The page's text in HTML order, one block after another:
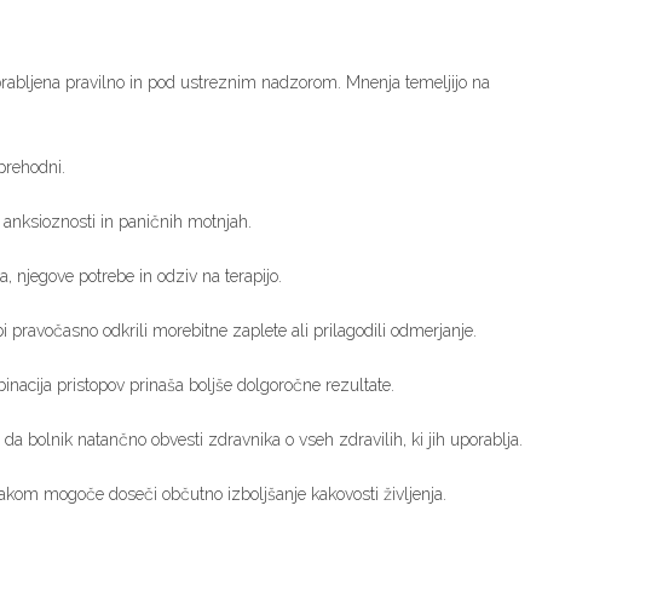
pravilno in pod ustreznim nadzorom. Mnenja temeljijo na
in paničnih motnjah.
njegove potrebe in odziv na terapijo.
odkrili morebitne zaplete ali prilagodili odmerjanje.
pristopov prinaša boljše dolgoročne rezultate.
bolnik natančno obvesti zdravnika o vseh zdravilih, ki jih uporablja.
mogoče doseči občutno izboljšanje kakovosti življenja.